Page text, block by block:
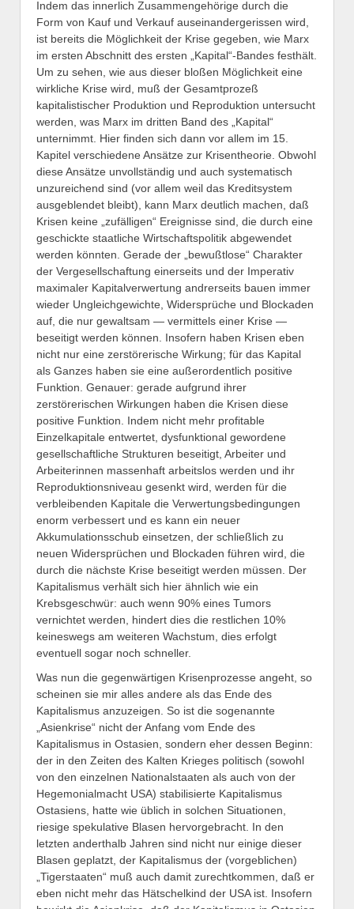
Indem das innerlich Zusammengehörige durch die
Form von Kauf und Verkauf auseinandergerissen wird,
ist bereits die Möglichkeit der Krise gegeben, wie Marx
im ersten Abschnitt des ersten „Kapital“-Bandes festhält.
Um zu sehen, wie aus dieser bloßen Möglichkeit eine
wirkliche Krise wird, muß der Gesamtprozeß
kapitalistischer Produktion und Reproduktion untersucht
werden, was Marx im dritten Band des „Kapital“
unternimmt. Hier finden sich dann vor allem im 15.
Kapitel verschiedene Ansätze zur Krisentheorie. Obwohl
diese Ansätze unvollständig und auch systematisch
unzureichend sind (vor allem weil das Kreditsystem
ausgeblendet bleibt), kann Marx deutlich machen, daß
Krisen keine „zufälligen“ Ereignisse sind, die durch eine
geschickte staatliche Wirtschaftspolitik abgewendet
werden könnten. Gerade der „bewußtlose“ Charakter
der Vergesellschaftung einerseits und der Imperativ
maximaler Kapitalverwertung andrerseits bauen immer
wieder Ungleichgewichte, Widersprüche und Blockaden
auf, die nur gewaltsam — vermittels einer Krise —
beseitigt werden können. Insofern haben Krisen eben
nicht nur eine zerstörerische Wirkung; für das Kapital
als Ganzes haben sie eine außerordentlich positive
Funktion. Genauer: gerade aufgrund ihrer
zerstörerischen Wirkungen haben die Krisen diese
positive Funktion. Indem nicht mehr profitable
Einzelkapitale entwertet, dysfunktional gewordene
gesellschaftliche Strukturen beseitigt, Arbeiter und
Arbeiterinnen massenhaft arbeitslos werden und ihr
Reproduktionsniveau gesenkt wird, werden für die
verbleibenden Kapitale die Verwertungsbedingungen
enorm verbessert und es kann ein neuer
Akkumulationsschub einsetzen, der schließlich zu
neuen Widersprüchen und Blockaden führen wird, die
durch die nächste Krise beseitigt werden müssen. Der
Kapitalismus verhält sich hier ähnlich wie ein
Krebsgeschwür: auch wenn 90% eines Tumors
vernichtet werden, hindert dies die restlichen 10%
keineswegs am weiteren Wachstum, dies erfolgt
eventuell sogar noch schneller.
Was nun die gegenwärtigen Krisenprozesse angeht, so
scheinen sie mir alles andere als das Ende des
Kapitalismus anzuzeigen. So ist die sogenannte
„Asienkrise“ nicht der Anfang vom Ende des
Kapitalismus in Ostasien, sondern eher dessen Beginn:
der in den Zeiten des Kalten Krieges politisch (sowohl
von den einzelnen Nationalstaaten als auch von der
Hegemonialmacht USA) stabilisierte Kapitalismus
Ostasiens, hatte wie üblich in solchen Situationen,
riesige spekulative Blasen hervorgebracht. In den
letzten anderthalb Jahren sind nicht nur einige dieser
Blasen geplatzt, der Kapitalismus der (vorgeblichen)
„Tigerstaaten“ muß auch damit zurechtkommen, daß er
eben nicht mehr das Hätschelkind der USA ist. Insofern